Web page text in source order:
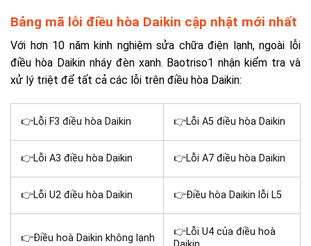
Bảng mã lỗi điều hòa Daikin cập nhật mới nhất
Với hơn 10 năm kinh nghiệm sửa chữa điện lạnh, ngoài lỗi
điều hòa Daikin nháy đèn xanh. Baotriso1 nhận kiểm tra và
xử lý triệt để tất cả các lỗi trên điều hòa Daikin:
👉Lỗi F3 điều hòa Daikin 👉Lỗi A5 điều hòa Daikin
👉Lỗi A3 điều hòa Daikin 👉Lỗi A7 điều hòa Daikin
👉Lỗi U2 điều hòa Daikin 👉Điều hòa Daikin lỗi L5
👉Điều hoà Daikin không lạnh
👉Lỗi U4 của điều hoà